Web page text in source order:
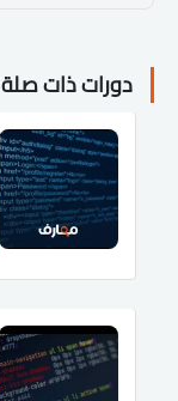
دورات ذات صلة